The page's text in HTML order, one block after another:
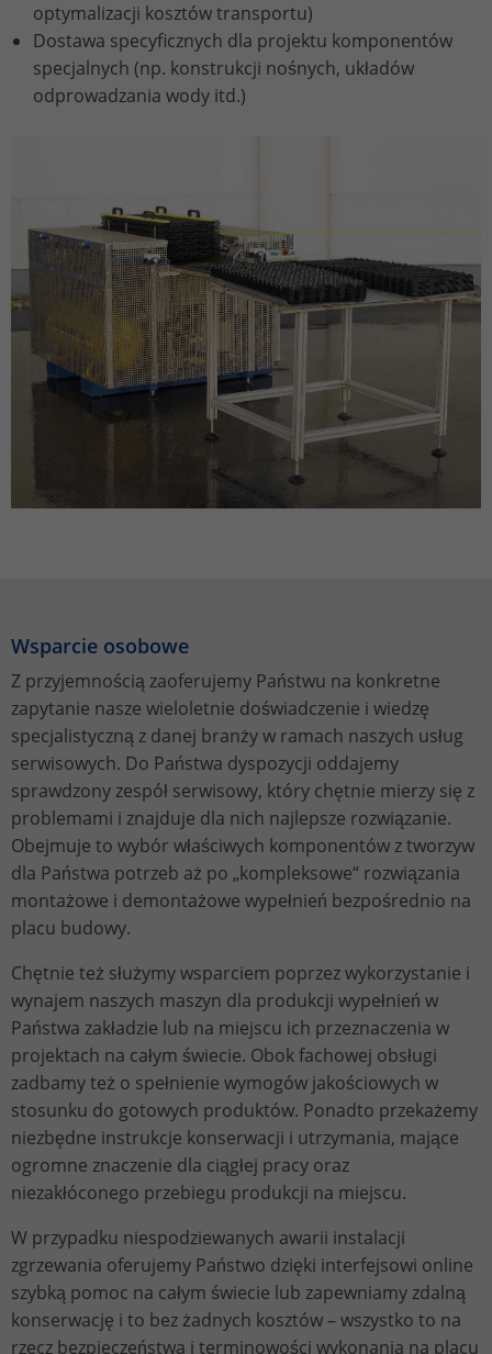
optymalizacji kosztów transportu)
Dostawa specyficznych dla projektu komponentów
specjalnych (np. konstrukcji nośnych, układów
odprowadzania wody itd.)
Wsparcie osobowe
Z przyjemnością zaoferujemy Państwu na konkretne
zapytanie nasze wieloletnie doświadczenie i wiedzę
specjalistyczną z danej branży w ramach naszych usług
serwisowych. Do Państwa dyspozycji oddajemy
sprawdzony zespół serwisowy, który chętnie mierzy się z
problemami i znajduje dla nich najlepsze rozwiązanie.
Obejmuje to wybór właściwych komponentów z tworzyw
dla Państwa potrzeb aż po „kompleksowe“ rozwiązania
montażowe i demontażowe wypełnień bezpośrednio na
placu budowy.
Chętnie też służymy wsparciem poprzez wykorzystanie i
wynajem naszych maszyn dla produkcji wypełnień w
Państwa zakładzie lub na miejscu ich przeznaczenia w
projektach na całym świecie. Obok fachowej obsługi
zadbamy też o spełnienie wymogów jakościowych w
stosunku do gotowych produktów. Ponadto przekażemy
niezbędne instrukcje konserwacji i utrzymania, mające
ogromne znaczenie dla ciągłej pracy oraz
niezakłóconego przebiegu produkcji na miejscu.
W przypadku niespodziewanych awarii instalacji
zgrzewania oferujemy Państwo dzięki interfejsowi online
szybką pomoc na całym świecie lub zapewniamy zdalną
konserwację i to bez żadnych kosztów – wszystko to na
rzecz bezpieczeństwa i terminowości wykonania na placu
Name _gid
Provider Google Analytics
Lifetime
Purpose
information about how visitors use a
website and to help us compile an
analysis report on how the website is
performing. The information collected
includes the number of visitors, the
source from which it originates, and the
pages in anonymous form.
_gat_UA-113301533-1
Google Analytics
Purpose
to be a variation of the _gat cookie that
is used to limit the amount of data
Google records on high-traffic websites.
Name _ga_ZWLBZFMXDF
Provider Google LLC
Lifetime 2 Jahre
zu erhalten.